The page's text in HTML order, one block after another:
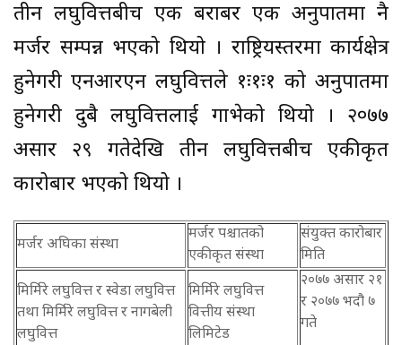
तीन लघुवित्तबीच एक बराबर एक अनुपातमा नै
मर्जर सम्पन्न भएको थियो । राष्ट्रियस्तरमा कार्यक्षेत्र
हुनेगरी एनआरएन लघुवित्तले १ः१ः१ को अनुपातमा
हुनेगरी दुबै लघुवित्तलाई गाभेको थियो । २०७७
असार २९ गतेदेखि तीन लघुवित्तबीच एकीकृत
कारोबार भएको थियो ।
मर्जर अघिका संस्था
मर्जर पश्चातको
एकीकृत संस्था
संयुक्त कारोबार
मिति
मिर्मिरे लघुवित्त र स्वेडा लघुवित्त
तथा मिर्मिरे लघुवित्त र नागबेली
लघुवित्त
मिर्मिरे लघुवित्त
वित्तीय संस्था
लिमिटेड
२०७७ असार २१
र २०७७ भदौ ७
गते